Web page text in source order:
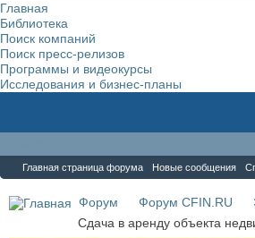
Главная
Библиотека
Поиск компаний
Поиск пресс-релизов
Программы и видеокурсы
Исследования и бизнес-планы
Главная страница форума Новые сообщения
Форум Форум CFIN.RU
Сдача в аренду объекта